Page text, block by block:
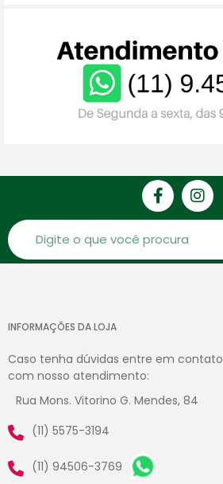
INFORMAÇÕES DA LOJA
Caso tenha dúvidas entre em contato
com nosso atendimento:
Rua Mons. Vitorino G. Mendes, 84
(11) 5575-3194
(11) 94506-3769